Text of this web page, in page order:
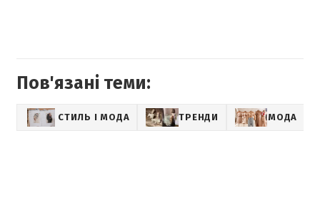
Пов'язані теми:
СТИЛЬ І МОДА ТРЕНДИ МОДА